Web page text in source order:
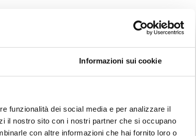
Informazioni sui cookie
funzionalità dei social media e per analizzare il
il nostro sito con i nostri partner che si occupano
con altre informazioni che hai fornito loro o
anch’esse a
Massimo, oggi si
foro, identificabile
il legame tra cinta
XIII secolo, è una